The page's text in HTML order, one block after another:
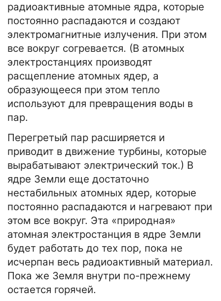
радиоактивные атомные ядра, которые
постоянно распадаются и создают
электромагнитные излучения. При этом
все вокруг согревается. (В атомных
электростанциях производят
расщепление атомных ядер, а
образующееся при этом тепло
используют для превращения воды в
пар.
Перегретый пар расширяется и
приводит в движение турбины, которые
вырабатывают электрический ток.) В
ядре Земли еще достаточно
нестабильных атомных ядер, которые
постоянно распадаются и нагревают при
этом все вокруг. Эта «природная»
атомная электростанция в ядре Земли
будет работать до тех пор, пока не
исчерпан весь радиоактивный материал.
Пока же Земля внутри по-прежнему
остается горячей.